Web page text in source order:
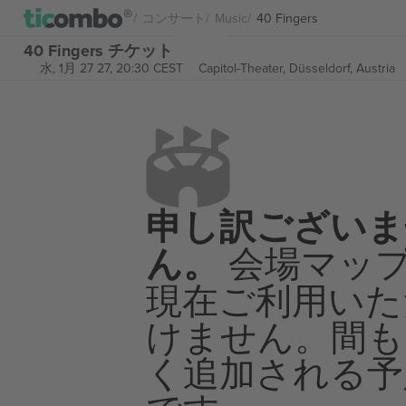
コンサート Music 40 Fingers
40 Fingers チケット
水, 1月 27 27, 20:30 CEST Capitol-Theater, Düsseldorf, Austria
申し訳ござい
ん。 会場マッ
現在ご利用い
けません。間
く追加される